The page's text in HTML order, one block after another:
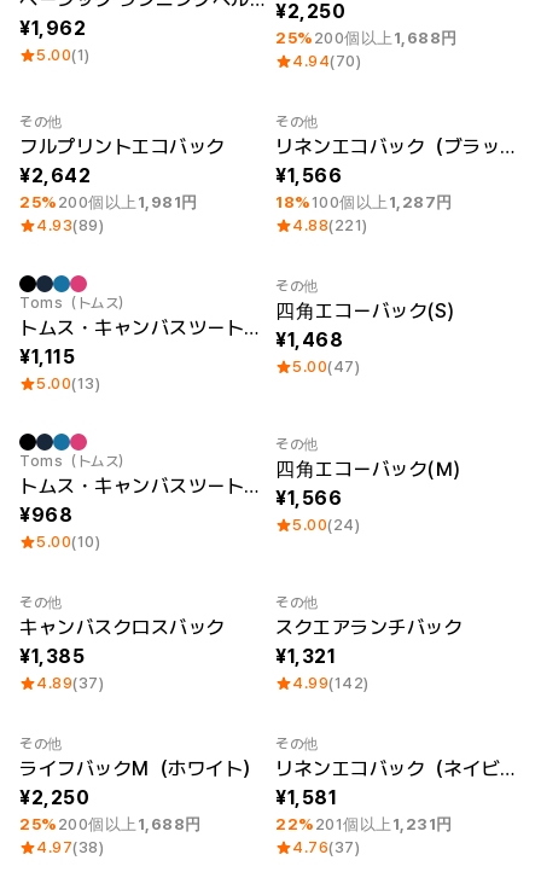
1,962
5.00(1)
2,250
25% 200個以上 1,688円
4.94(70)
最小注文数量 1個
その他
フルプリントエコバック
2,642
25% 200個以上 1,981円
4.93(89)
最小注文数量 1個
その他
リネンエコバック（ブラック）
1,566
18% 100個以上 1,287円
4.88(221)
Sale
Toms（トムス）
トムス・キャンバスツートントート (M)
1,115
5.00(13)
Sale
その他
四角エコーバック(S)
1,468
5.00(47)
Toms（トムス）
トムス・キャンバスツートントート (S)
968
5.00(10)
その他
四角エコーバック(Ｍ)
1,566
5.00(24)
その他
キャンバスクロスバック
1,385
4.89(37)
その他
スクエアランチバック
1,321
4.99(142)
最小注文数量 1個
その他
ライフバックM（ホワイト）
2,250
25% 200個以上 1,688円
4.97(38)
最小注文数量 1個
その他
リネンエコバック（ネイビー）
1,581
22% 201個以上 1,231円
4.76(37)